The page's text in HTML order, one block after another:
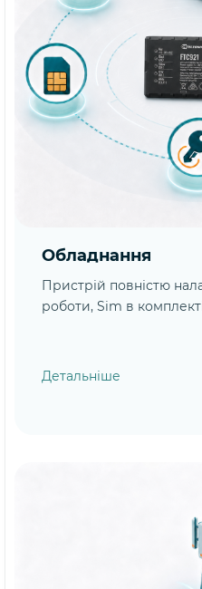
Обладнання
Пристрій повністю
роботи, Sim в
Детальніше